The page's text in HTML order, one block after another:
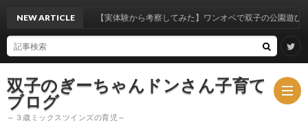
双子のぎーちゃんドンさん子育て
ブログ
～３歳ミックスツインズの育児～
NEW ARTICLE【実体験から考察してみた】ワンオペで双子の公園遊びはいつか